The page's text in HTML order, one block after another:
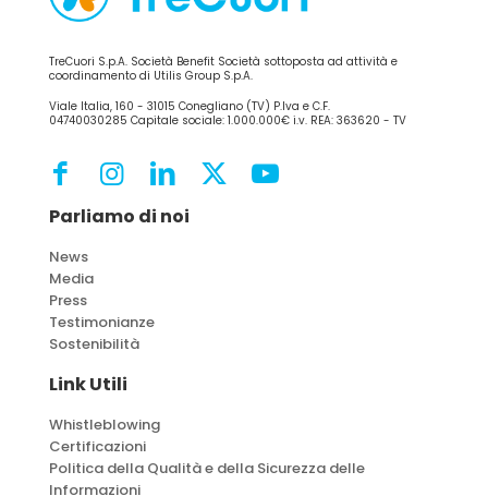
TreCuori S.p.A. Società Benefit Società sottoposta ad attività e
coordinamento di Utilis Group S.p.A.
Viale Italia, 160 - 31015 Conegliano (TV) P.Iva e C.F.
04740030285 Capitale sociale: 1.000.000€ i.v. REA: 363620 - TV
Parliamo di noi
News
Media
Press
Testimonianze
Sostenibilità
Link Utili
Whistleblowing
Certificazioni
Politica della Qualità e della Sicurezza delle
Informazioni